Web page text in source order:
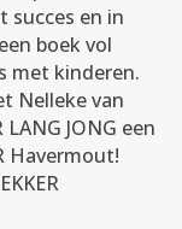
succes en in
boek vol
met kinderen.
Nelleke van
JONG een
Havermout!